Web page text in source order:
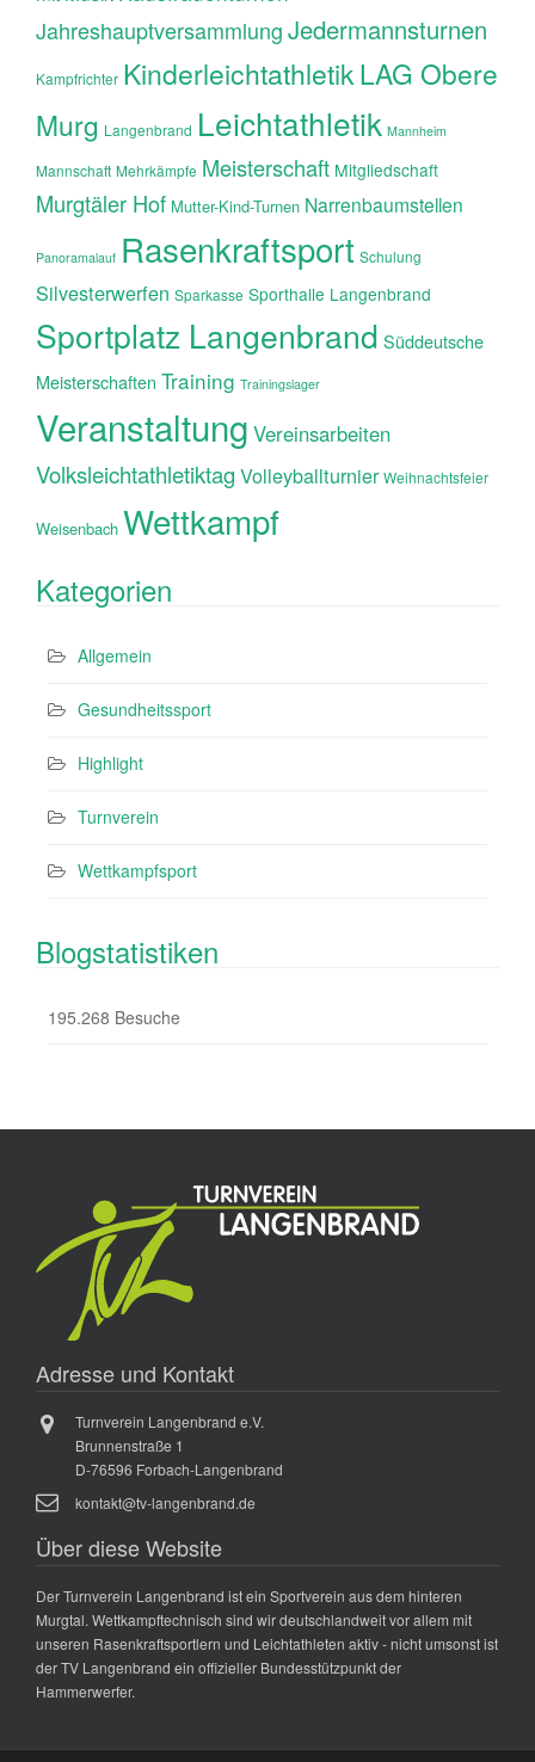
JahreshauptversammlungJedermannsturnen
Kampfrichter KinderleichtathletikLAG Obere
Murg Langenbrand Leichtathletik Mannheim
Mannschaft Mehrkämpfe Meisterschaft Mitgliedschaft
Murgtäler Hof Mutter-Kind-Turnen Narrenbaumstellen
Panoramalauf Rasenkraftsport Schulung
Silvesterwerfen Sparkasse Sporthalle Langenbrand
Sportplatz Langenbrand Süddeutsche
Meisterschaften Training Trainingslager
Veranstaltung Vereinsarbeiten
Volksleichtathletiktag Volleyballturnier Weihnachtsfeier
Weisenbach Wettkampf
Kategorien
Allgemein
Gesundheitssport
Highlight
Turnverein
Wettkampfsport
Blogstatistiken
195.268 Besuche
Adresse und Kontakt
Turnverein Langenbrand e.V.
Brunnenstraße 1
D-76596 Forbach-Langenbrand
kontakt@tv-langenbrand.de
Über diese Website
Der Turnverein Langenbrand ist ein Sportverein aus dem hinteren
Murgtal. Wettkampftechnisch sind wir deutschlandweit vor allem mit
unseren Rasenkraftsportlern und Leichtathleten aktiv - nicht umsonst ist
der TV Langenbrand ein offizieller Bundesstützpunkt der
Hammerwerfer.